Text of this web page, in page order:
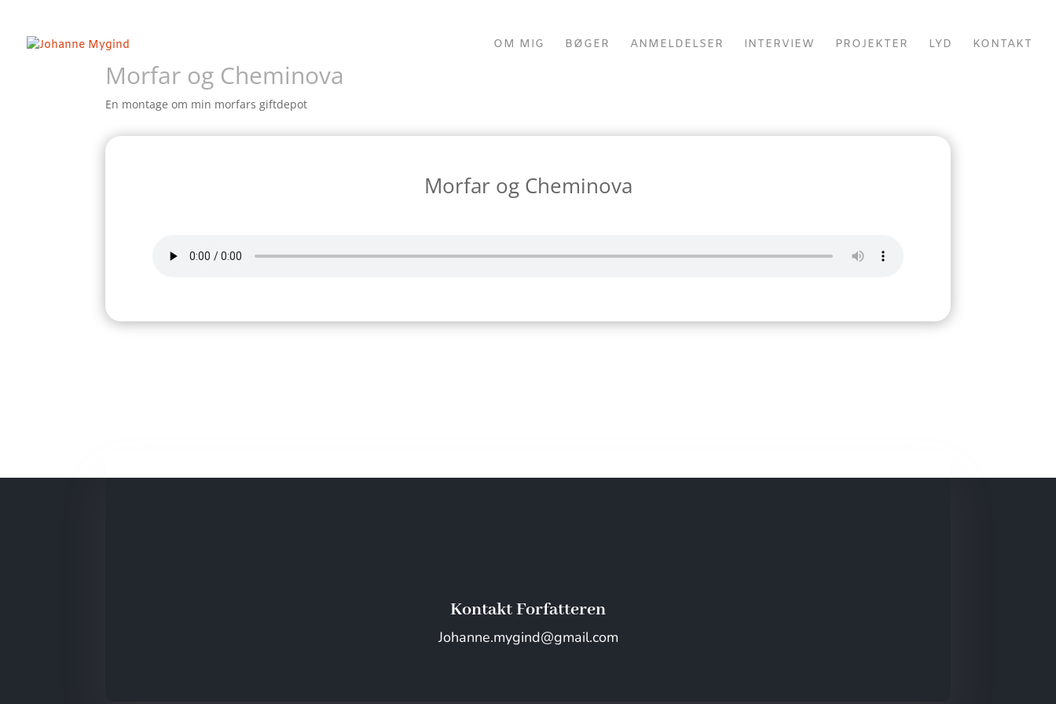
OM MIG BØGER ANMELDELSER INTERVIEW PROJEKTER LYD KONTAKT
Morfar og Cheminova
En montage om min morfars giftdepot
Morfar og Cheminova
Kontakt Forfatteren
Johanne.mygind@gmail.com